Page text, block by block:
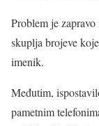
Problem je
skuplja brojeve
imenik.
Međutim,
pametnim